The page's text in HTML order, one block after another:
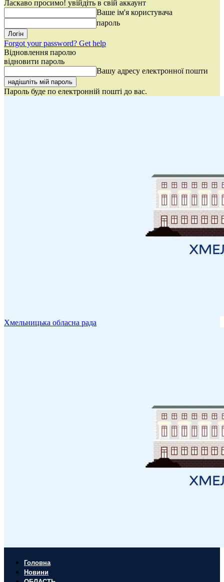
Ласкаво просимо! увійдіть в свій аккаунт
Ваше ім'я користувача
пароль
Forgot your password? Get help
Відновлення паролю
відновити пароль
Вашу адресу електронної пошти
Пароль буде по електронній пошті до вас.
Хмельницька обласна рада
Головна
Новини